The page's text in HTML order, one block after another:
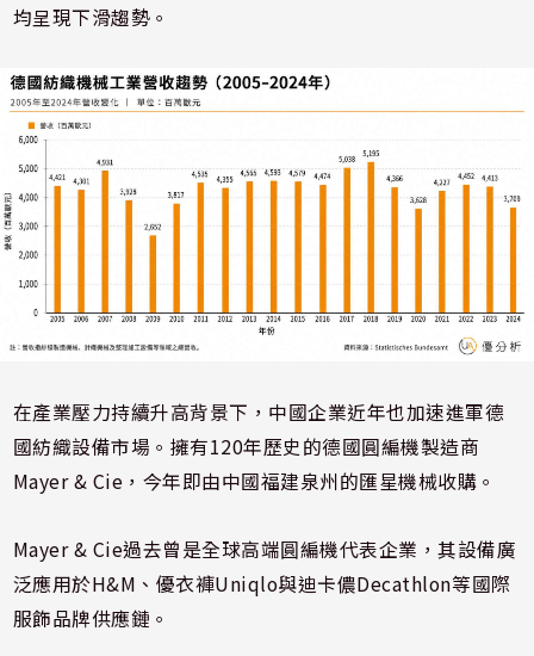
均呈現下滑趨勢。
在產業壓力持續升高背景下，中國企業近年也加速進軍德
國紡織設備市場。擁有120年歷史的德國圓編機製造商
Mayer & Cie，今年即由中國福建泉州的匯星機械收購。
Mayer & Cie過去曾是全球高端圓編機代表企業，其設備廣
泛應用於H&M、優衣褲Uniqlo與迪卡儂Decathlon等國際
服飾品牌供應鏈。